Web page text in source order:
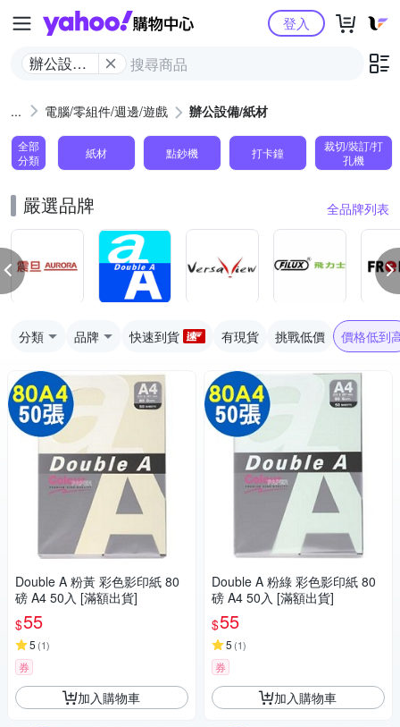
Yahoo購物中心
辦公設備/
登入
電腦/零組件/週邊/遊戲 辦公設備/紙材
全部
分類
紙材 點鈔機 打卡鐘
裁切/裝訂/打
孔機
嚴選品牌 全品牌列表
分類 品牌 快速到貨 有現貨 挑戰低價 價格低到
Double A 粉黃 彩色影印紙 80
磅 A4 50入 [滿額出貨]
$55
5 (1)
券
加入購物車
Double A 粉綠 彩色影印紙 80
磅 A4 50入 [滿額出貨]
$55
5 (1)
券
加入購物車